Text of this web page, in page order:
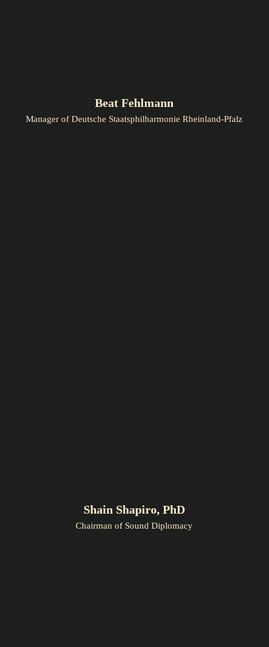
Beat Fehlmann
Manager of Deutsche Staatsphilharmonie Rheinland-Pfalz
Shain Shapiro, PhD
Chairman of Sound Diplomacy